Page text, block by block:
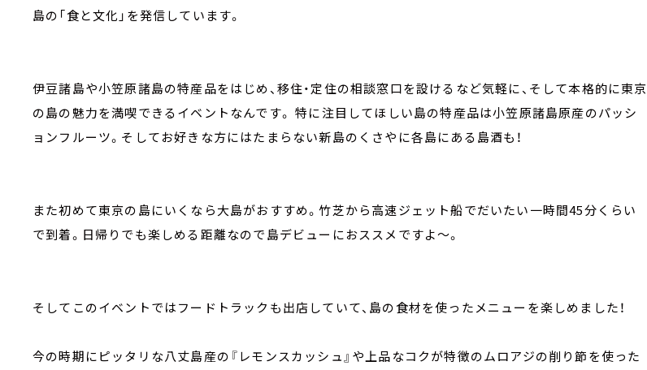
島の「食と文化」を発信しています。
伊豆諸島や小笠原諸島の特産品をはじめ、移住・定住の相談窓口を設けるなど気軽に、そして本格的に東京
の島の魅力を満喫できるイベントなんです。 特に注目してほしい島の特産品は小笠原諸島原産のパッシ
ョンフルーツ。そしてお好きな方にはたまらない新島のくさやに各島にある島酒も！
また初めて東京の島にいくなら大島がおすすめ。竹芝から高速ジェット船でだいたい一時間45分くらい
で到着。日帰りでも楽しめる距離なので島デビューにおススメですよ～。
そしてこのイベントではフードトラックも出店していて、島の食材を使ったメニューを楽しめました！
今の時期にピッタリな八丈島産の『レモンスカッシュ』や上品なコクが特徴のムロアジの削り節を使った